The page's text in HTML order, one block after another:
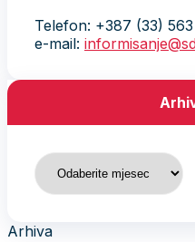
Telefon: +387 (33)
e-mail:
Arhiva
Arhiva